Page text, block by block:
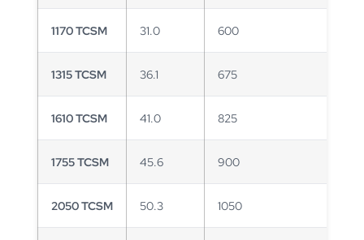
1170 TCSM 31.0 600
1315 TCSM 36.1 675
1610 TCSM 41.0 825
1755 TCSM 45.6 900
2050 TCSM 50.3 1050